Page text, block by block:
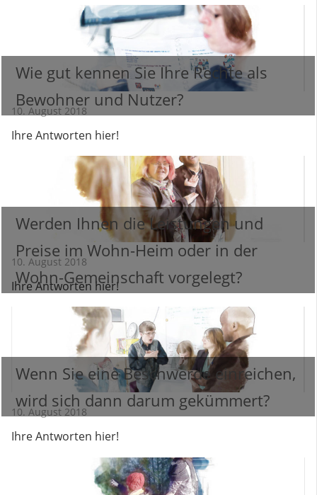
10. August 2018
Wie gut kennen Sie Ihre Rechte als
Bewohner und Nutzer?
Ihre Antworten hier!
10. August 2018
Werden Ihnen die Leistungen und
Preise im Wohn-Heim oder in der
Wohn-Gemeinschaft vorgelegt?
Ihre Antworten hier!
10. August 2018
Wenn Sie eine Beschwerde einreichen,
wird sich dann darum gekümmert?
Ihre Antworten hier!